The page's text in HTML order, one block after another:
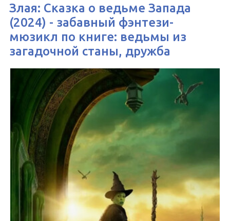
Злая: Сказка о ведьме Запада
(2024) - забавный фэнтези-
мюзикл по книге: ведьмы из
загадочной станы, дружба